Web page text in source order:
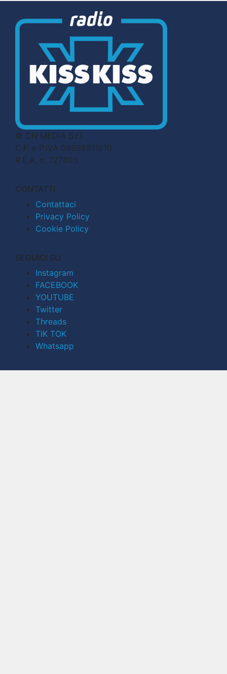
© CN MEDIA S.r.l.
C.F. e P.IVA 04998911210
R.E.A. n. 727803
CONTATTI
Contattaci
Privacy Policy
Cookie Policy
SEGUICI SU
Instagram
FACEBOOK
YOUTUBE
Twitter
Threads
TIK TOK
Whatsapp